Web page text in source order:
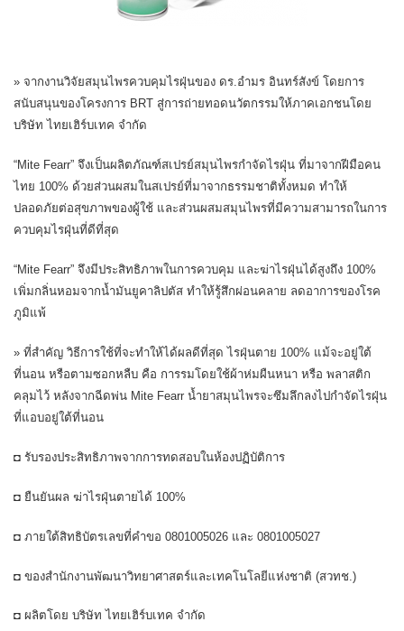
» จากงานวิจัยสมุนไพรควบคุมไรฝุ่นของ ดร.อำมร อินทร์สังข์ โดยการ
สนับสนุนของโครงการ BRT สู่การถ่ายทอดนวัตกรรมให้ภาคเอกชนโดย
บริษัท ไทยเฮิร์บเทค จำกัด
“Mite Fearr” จึงเป็นผลิตภัณฑ์สเปรย์สมุนไพรกำจัดไรฝุ่น ที่มาจากฝีมือคน
ไทย 100% ด้วยส่วนผสมในสเปรย์ที่มาจากธรรมชาติทั้งหมด ทำให้
ปลอดภัยต่อสุขภาพของผู้ใช้ และส่วนผสมสมุนไพรที่มีความสามารถในการ
ควบคุมไรฝุ่นที่ดีที่สุด
“Mite Fearr” จึงมีประสิทธิภาพในการควบคุม และฆ่าไรฝุ่นได้สูงถึง 100%
เพิ่มกลิ่นหอมจากน้ำมันยูคาลิปตัส ทำให้รู้สึกผ่อนคลาย ลดอาการของโรค
ภูมิแพ้
» ที่สำคัญ วิธีการใช้ที่จะทำให้ได้ผลดีที่สุด ไรฝุ่นตาย 100% แม้จะอยู่ใต้
ที่นอน หรือตามซอกหลืบ คือ การรมโดยใช้ผ้าห่มผืนหนา หรือ พลาสติก
คลุมไว้ หลังจากฉีดพ่น Mite Fearr น้ำยาสมุนไพรจะซึมลึกลงไปกำจัดไรฝุ่น
ที่แอบอยู่ใต้ที่นอน
◘ รับรองประสิทธิภาพจากการทดสอบในห้องปฏิบัติการ
◘ ยืนยันผล ฆ่าไรฝุ่นตายได้ 100%
◘ ภายใต้สิทธิบัตรเลขที่คำขอ 0801005026 และ 0801005027
◘ ของสำนักงานพัฒนาวิทยาศาสตร์และเทคโนโลยีแห่งชาติ (สวทช.)
◘ ผลิตโดย บริษัท ไทยเฮิร์บเทค จำกัด